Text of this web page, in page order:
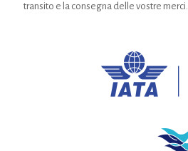
transito e la consegna delle vostre merci.